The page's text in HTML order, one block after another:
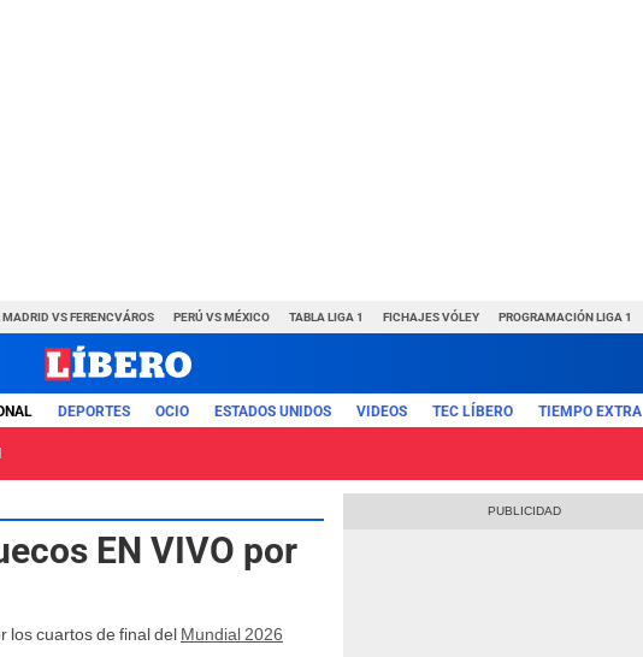
MADRID VS FERENCVÁROS PERÚ VS MÉXICO TABLA LIGA 1 FICHAJES VÓLEY PROGRAMACIÓN LIGA 1
DEPORTES OCIO ESTADOS UNIDOS VIDEOS TEC LÍBERO TIEMPO EXTRA
EN VIVO por
los cuartos de final del Mundial 2026